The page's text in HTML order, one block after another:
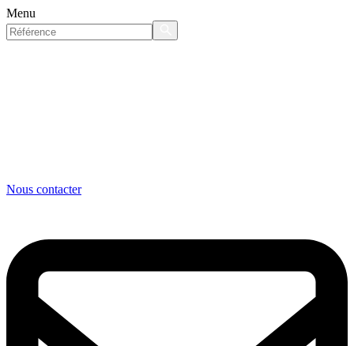
Menu
Nous contacter